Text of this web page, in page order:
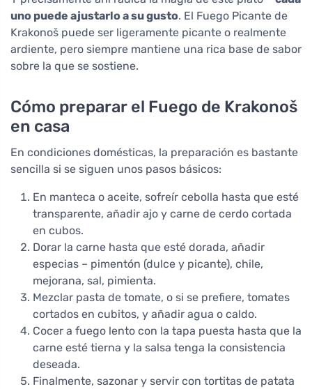
uno puede ajustarlo a su gusto. El Fuego Picante de
Krakonoš puede ser ligeramente picante o realmente
ardiente, pero siempre mantiene una rica base de sabor
sobre la que se sostiene.
Cómo preparar el Fuego de Krakonoš
en casa
En condiciones domésticas, la preparación es bastante
sencilla si se siguen unos pasos básicos:
En manteca o aceite, sofreír cebolla hasta que esté
transparente, añadir ajo y carne de cerdo cortada
en cubos.
Dorar la carne hasta que esté dorada, añadir
especias – pimentón (dulce y picante), chile,
mejorana, sal, pimienta.
Mezclar pasta de tomate, o si se prefiere, tomates
cortados en cubitos, y añadir agua o caldo.
Cocer a fuego lento con la tapa puesta hasta que la
carne esté tierna y la salsa tenga la consistencia
deseada.
Finalmente, sazonar y servir con tortitas de patata